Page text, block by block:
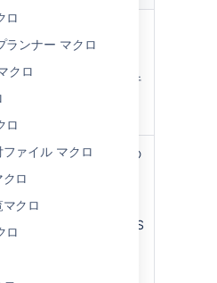
ロ
ランナー マクロ
クロ
ロ
ァイル マクロ
ロ
クロ
ロ
なし
ル。指定する
ルはタイトル行
solid
パネルの枠線の
他の有効な CSS